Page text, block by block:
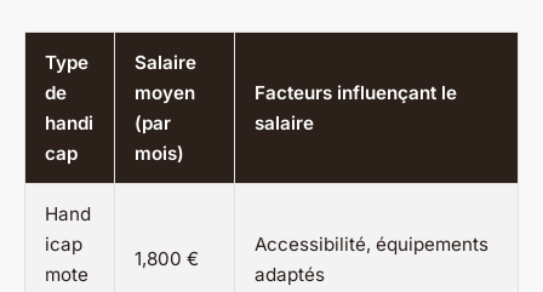
Type
de
handi
cap
Salaire
moyen
(par
mois)
Facteurs influençant le
salaire
Hand
icap
mote
1,800 €
Accessibilité, équipements
adaptés